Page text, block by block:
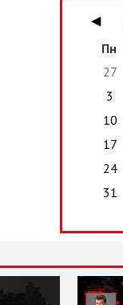
◀
Пн
27
3
10
17
24
31